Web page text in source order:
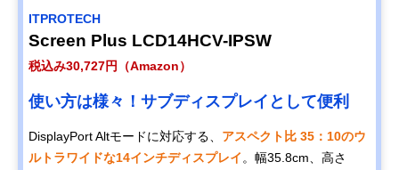
ITPROTECH
Screen Plus LCD14HCV-IPSW
税込み30,727円（Amazon）
使い方は様々！サブディスプレイとして便利
DisplayPort Altモードに対応する、 アスペクト比 35：10のウ
ルトラワイドな14インチディスプレイ 。幅35.8cm、高さ